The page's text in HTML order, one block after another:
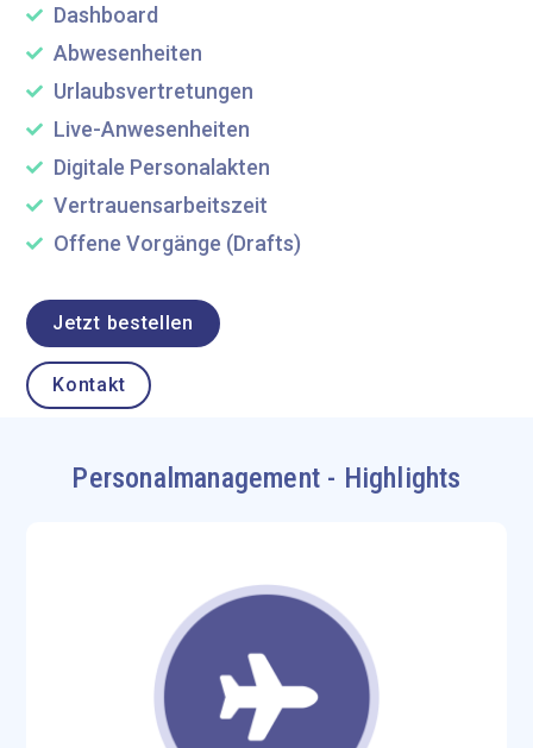
Dashboard
Abwesenheiten
Urlaubsvertretungen
Live-Anwesenheiten
Digitale Personalakten
Vertrauensarbeitszeit
Offene Vorgänge (Drafts)
Jetzt bestellen
Kontakt
Personalmanagement - Highlights